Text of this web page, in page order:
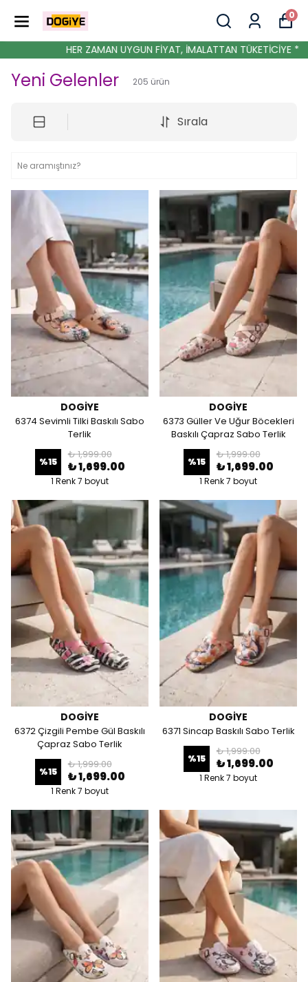
0
UYGUN FİYAT, İMALATTAN TÜKETİCİYE *
Yeni Gelenler 205 ürün
Sırala
DOGİYE
6374 Sevimli Tilki Baskılı Sabo
Terlik
%15
₺ 1,999.00
₺ 1,699.00
1 Renk 7 boyut
DOGİYE
6373 Güller Ve Uğur Böcekleri
Baskılı Çapraz Sabo Terlik
%15
₺ 1,999.00
₺ 1,699.00
1 Renk 7 boyut
DOGİYE
6372 Çizgili Pembe Gül Baskılı
Çapraz Sabo Terlik
%15
₺ 1,999.00
₺ 1,699.00
1 Renk 7 boyut
DOGİYE
6371 Sincap Baskılı Sabo Terlik
%15
₺ 1,999.00
₺ 1,699.00
1 Renk 7 boyut